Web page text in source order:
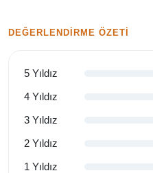
DEĞERLENDIRME ÖZETI
5 Yıldız
4 Yıldız
3 Yıldız
2 Yıldız
1 Yıldız